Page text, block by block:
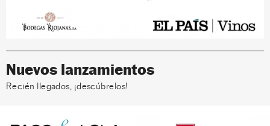
Nuevos lanzamientos
Recién llegados, ¡descúbrelos!